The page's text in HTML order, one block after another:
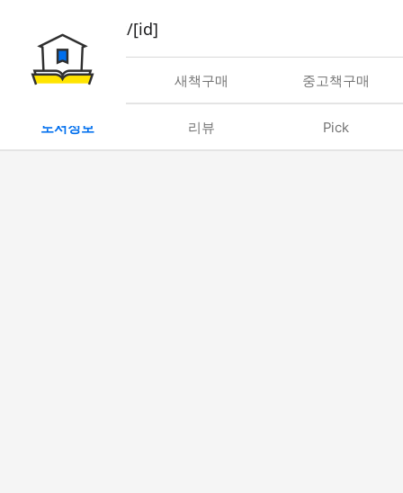
book/rent/[id]
대여 새책구매 중고책구매
도서정보 리뷰 Pick